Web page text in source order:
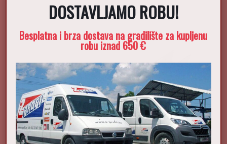
DOSTAVLJAMO ROBU!
Besplatna i brza dostava na gradilište za kupljenu
robu iznad 650 €